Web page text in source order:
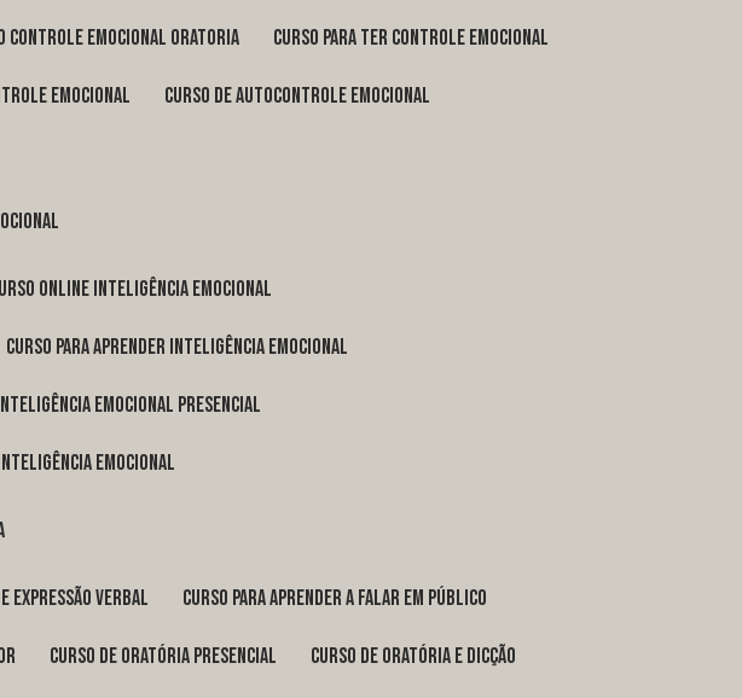
controle emocional oratoria curso para ter controle emocional
emocional curso de autocontrole emocional
curso online inteligência emocional
curso para aprender inteligência emocional
emocional presencial
emocional
expressão verbal curso para aprender a falar em público
curso de oratória presencial curso de oratória e dicção